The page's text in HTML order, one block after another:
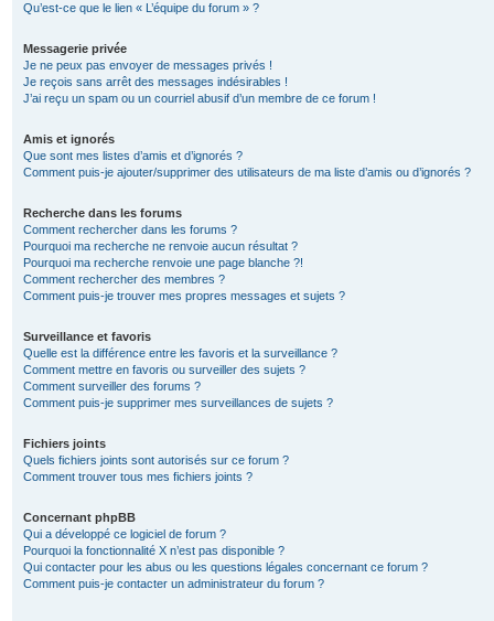
Qu’est-ce que le lien « L’équipe du forum » ?
Messagerie privée
Je ne peux pas envoyer de messages privés !
Je reçois sans arrêt des messages indésirables !
J’ai reçu un spam ou un courriel abusif d’un membre de ce forum !
Amis et ignorés
Que sont mes listes d’amis et d’ignorés ?
Comment puis-je ajouter/supprimer des utilisateurs de ma liste d’amis ou d’ignorés ?
Recherche dans les forums
Comment rechercher dans les forums ?
Pourquoi ma recherche ne renvoie aucun résultat ?
Pourquoi ma recherche renvoie une page blanche ?!
Comment rechercher des membres ?
Comment puis-je trouver mes propres messages et sujets ?
Surveillance et favoris
Quelle est la différence entre les favoris et la surveillance ?
Comment mettre en favoris ou surveiller des sujets ?
Comment surveiller des forums ?
Comment puis-je supprimer mes surveillances de sujets ?
Fichiers joints
Quels fichiers joints sont autorisés sur ce forum ?
Comment trouver tous mes fichiers joints ?
Concernant phpBB
Qui a développé ce logiciel de forum ?
Pourquoi la fonctionnalité X n’est pas disponible ?
Qui contacter pour les abus ou les questions légales concernant ce forum ?
Comment puis-je contacter un administrateur du forum ?